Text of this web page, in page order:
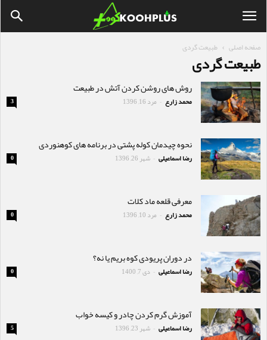
صفحه اصلی طبیعت گردی
طبیعت گردی
روش های روشن کردن آتش در طبیعت
محمد زارع - مرد 16, 1396 3
نحوه چیدمان کوله پشتی در برنامه های کوهنوردی
رضا اسماعیلی - شهر 26, 1396 0
معرفی قلعه ماد کلات
محمد زارع - مرد 10, 1396 0
در دوران پریودی کوه بریم یا نه؟
رضا اسماعیلی - دی 7, 1400 0
آموزش گرم کردن چادر و کیسه خواب
رضا اسماعیلی - شهر 23, 1396 5